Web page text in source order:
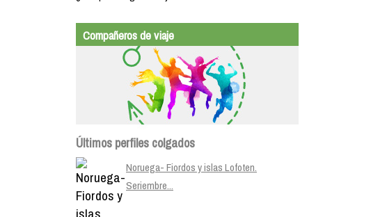
Compañeros de viaje
Últimos perfiles colgados
Noruega- Fiordos y islas Lofoten.
Seriembre...